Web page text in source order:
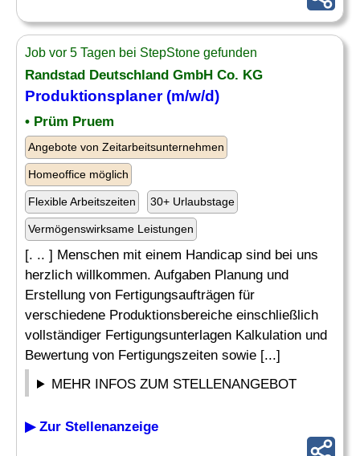
Job vor 5 Tagen bei StepStone gefunden
Randstad Deutschland GmbH Co. KG
Produktionsplaner (m/w/d)
• Prüm Pruem
Angebote von Zeitarbeitsunternehmen
Homeoffice möglich
Flexible Arbeitszeiten 30+ Urlaubstage
Vermögenswirksame Leistungen
[. .. ] Menschen mit einem Handicap sind bei uns
herzlich willkommen. Aufgaben Planung und
Erstellung von Fertigungsaufträgen für
verschiedene Produktionsbereiche einschließlich
vollständiger Fertigungsunterlagen Kalkulation und
Bewertung von Fertigungszeiten sowie [...]
MEHR INFOS ZUM STELLENANGEBOT
▶ Zur Stellenanzeige